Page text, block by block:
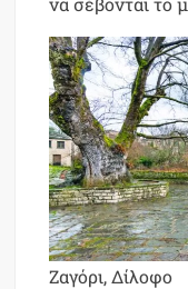
Ζαγόρι, Δίλοφο